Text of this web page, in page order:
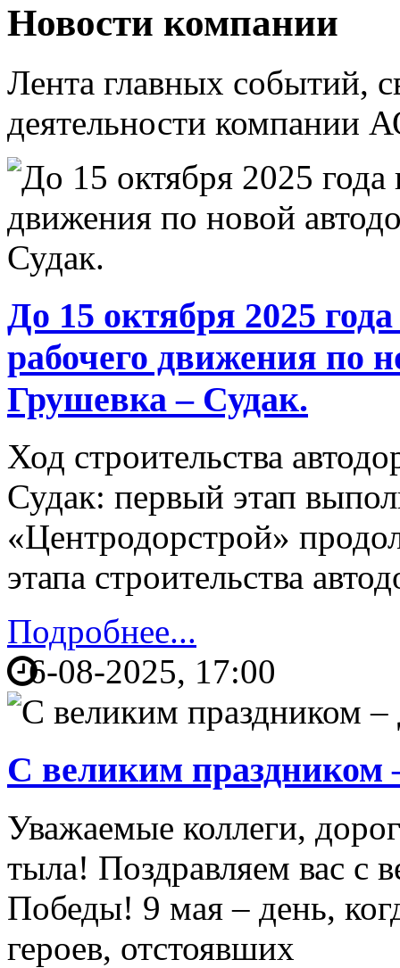
Новости компании
Лента главных событий,
деятельности компании
До 15 октября 2025
рабочего движения по
Грушевка – Судак.
Ход строительства
Судак: первый этап
«Центродорстрой»
этапа строительства
Подробнее...
6-08-2025, 17:00
С великим
Уважаемые коллеги,
тыла! Поздравляем вас с
Победы! 9 мая – день,
героев, отстоявших